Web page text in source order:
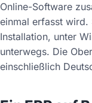
Online-Software
einmal erfasst wird.
Installation, unter
unterwegs. Die
einschließlich